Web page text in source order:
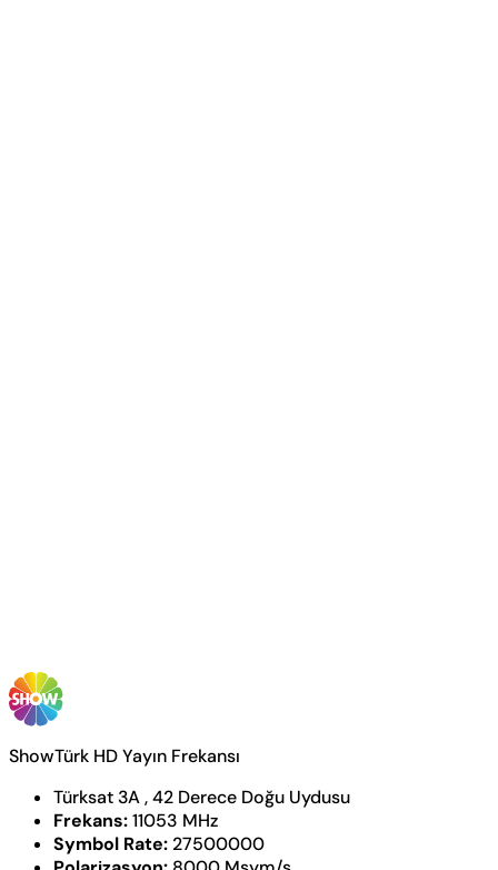
ShowTürk HD Yayın Frekansı
Türksat 3A , 42 Derece Doğu Uydusu
Frekans:11053 MHz
Symbol Rate: 27500000